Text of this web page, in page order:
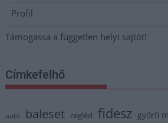
Profil
Támogassa a független helyi sajtót!
Címkefelhő
autó baleset cegléd fidesz györfi